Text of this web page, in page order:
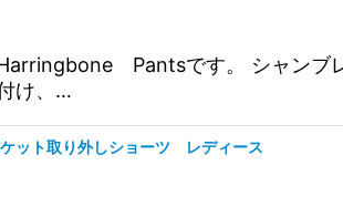
Pantsです。 シャンブレ
け、…
ット取り外しショーツ レディース